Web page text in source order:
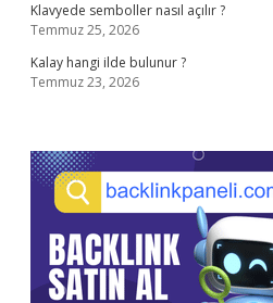
Klavyede semboller nasıl açılır ?
Temmuz 25, 2026
Kalay hangi ilde bulunur ?
Temmuz 23, 2026